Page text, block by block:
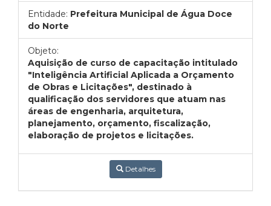
Entidade: Prefeitura Municipal de Água Doce
do Norte
Objeto:
Aquisição de curso de capacitação intitulado
"Inteligência Artificial Aplicada a Orçamento
de Obras e Licitações", destinado à
qualificação dos servidores que atuam nas
áreas de engenharia, arquitetura,
planejamento, orçamento, fiscalização,
elaboração de projetos e licitações.
Detalhes